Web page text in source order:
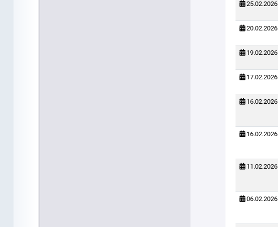
25.02.2026
20.02.2026
19.02.2026
17.02.2026
16.02.2026
16.02.2026
11.02.2026
06.02.2026